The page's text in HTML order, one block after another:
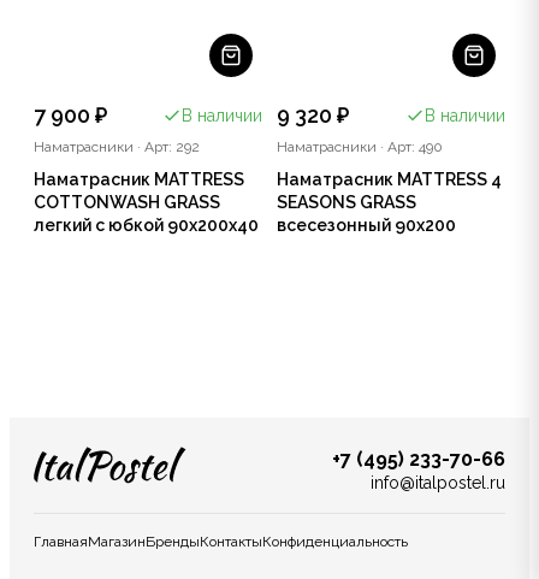
7 900 ₽ В наличии
Наматрасники · Арт: 292
Наматрасник MATTRESS
COTTONWASH GRASS
легкий с юбкой 90x200x40
9 320 ₽ В наличии
Наматрасники · Арт: 490
Наматрасник MATTRESS 4
SEASONS GRASS
всесезонный 90х200
ГлавнаяМагазинБрендыКонтактыКонфиденциальность
+7 (495) 233-70-66
info@italpostel.ru